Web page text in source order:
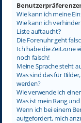
Wie kann ich meine
Wie kann ich
Liste auftaucht?
Die Forenuhr geht
Ich habe die Zeitzone
noch falsch!
Meine Sprache steht
Was sind das für
werden?
Wie verwende ich
Was ist mein Rang
Wenn ich bei einem
aufgefordert, mich